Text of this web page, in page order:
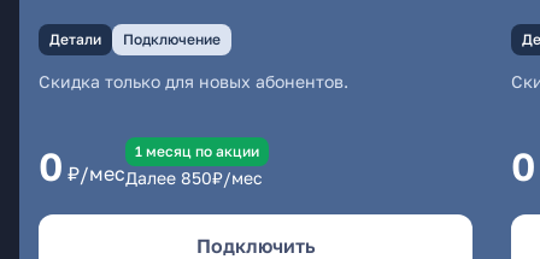
Детали Подключение
Скидка только для новых абонентов.
0 ₽/мес
1 месяц по акции
Далее 850₽/мес
Подключить
0